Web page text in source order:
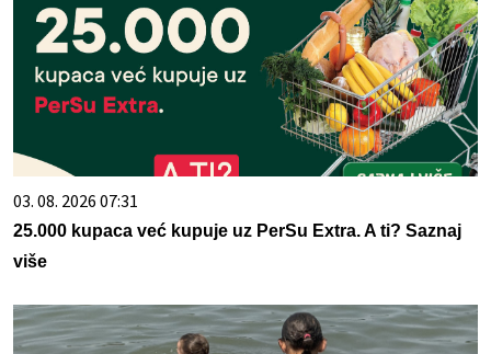
03. 08. 2026 07:31
25.000 kupaca već kupuje uz PerSu Extra. A ti? Saznaj
više